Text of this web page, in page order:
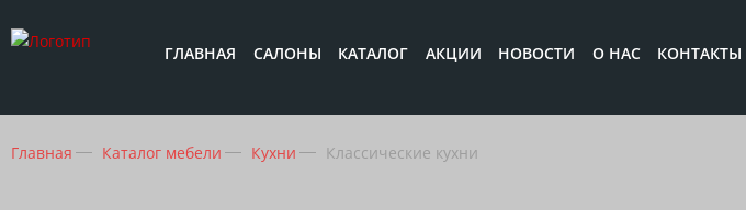
ГЛАВНАЯ САЛОНЫ КАТАЛОГ АКЦИИ НОВОСТИ О НАС КОНТАКТЫ
Главная Каталог мебели Кухни Классические кухни